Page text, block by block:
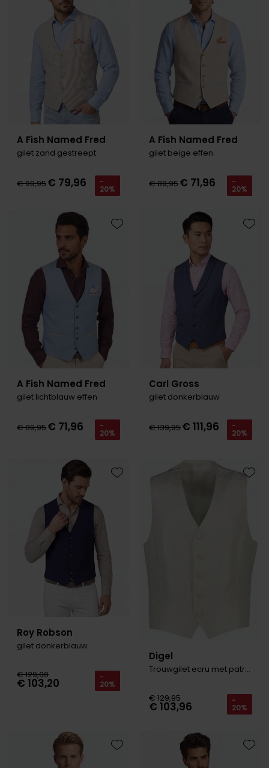
A Fish Named Fred
gilet zand gestreept
€ 99,95€ 79,96 -
20%
A Fish Named Fred
gilet beige effen
€ 89,95€ 71,96 -
20%
A Fish Named Fred
gilet lichtblauw effen
€ 89,95€ 71,96 -
20%
Toevoegen aan favorieten
Carl Gross
gilet donkerblauw
€ 139,95€ 111,96 -
20%
Roy Robson
gilet donkerblauw
€ 129,00
€ 103,20 -
20%
Digel
Trouwgilet ecru met patroon
€ 129,95
€ 103,96 -
20%
Toevoegen aan favorieten